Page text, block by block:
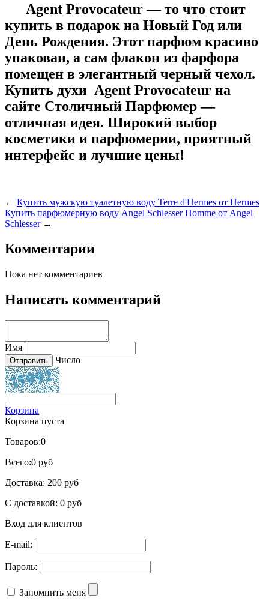
Agent Provocateur — то что стоит
купить в подарок на Новый Год или
День Рождения. Этот парфюм красиво
упакован, а сам флакон из фарфора
помещен в элегантный черный чехол.
Купить духи Agent Provocateur на
сайте Столичный Парфюмер —
отличная идея. Широкий выбор
косметики и парфюмерии, приятный
интерфейс и лучшие цены!
← Купить мужскую туалетную воду Terre d'Hermes от Hermes
Купить парфюмерную воду Angel Schlesser Homme от Angel
Schlesser→
Комментарии
Пока нет комментариев
Написать комментарий
Имя
Число
Корзина
Корзина пуста
Товаров:0
Всего:0 руб
Доставка: 200 руб
С доставкой: 0 руб
Вход для клиентов
E-mail:
Пароль:
Запомнить меня